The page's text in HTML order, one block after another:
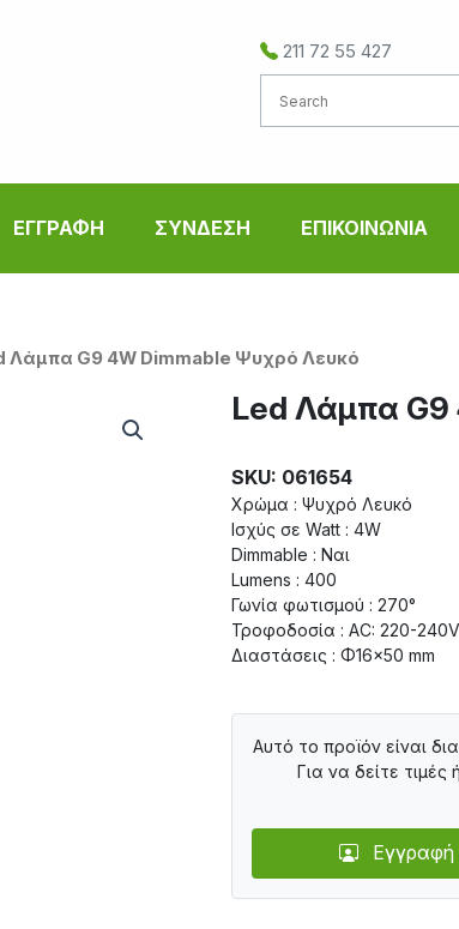
211 72 55 427
ΕΓΓΡΑΦΗ ΣΥΝΔΕΣΗ ΕΠΙΚΟΙΝΩΝΙΑ
Λάμπα G9 4W Dimmable Ψυχρό Λευκό
Led Λάμπα G9
SKU: 061654
Χρώμα : Ψυχρό Λευκό
Ισχύς σε Watt : 4W
Dimmable : Ναι
Lumens : 400
Γωνία φωτισμού : 270°
Τροφοδοσία : AC: 220-240V
Διαστάσεις : Φ16×50 mm
Αυτό το προϊόν είναι
Για να δείτε
Εγγραφή